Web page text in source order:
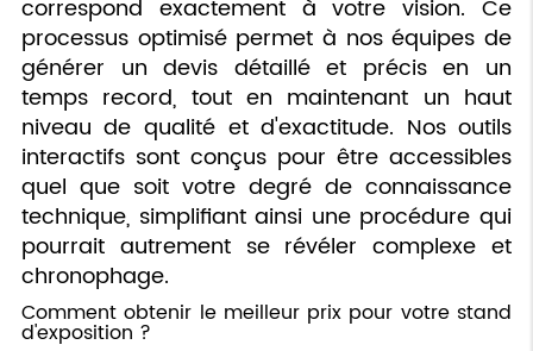
correspond exactement à votre vision. Ce
processus optimisé permet à nos équipes de
générer un devis détaillé et précis en un
temps record, tout en maintenant un haut
niveau de qualité et d'exactitude. Nos outils
interactifs sont conçus pour être accessibles
quel que soit votre degré de connaissance
technique, simplifiant ainsi une procédure qui
pourrait autrement se révéler complexe et
chronophage.
Comment obtenir le meilleur prix pour votre stand
d'exposition ?